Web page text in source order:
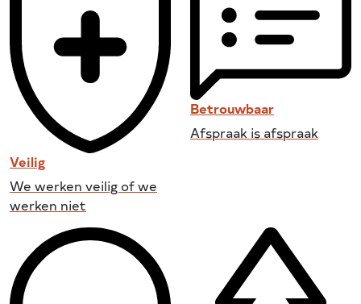
Veilig
We werken veilig of we
werken niet
Betrouwbaar
Afspraak is afspraak